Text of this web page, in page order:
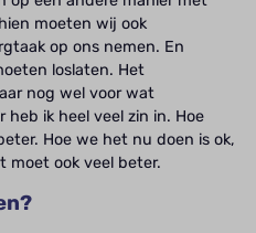
moeten wij ook
op ons nemen. En
loslaten. Het
nog wel voor wat
heb ik heel veel zin in. Hoe
Hoe we het nu doen is ok,
moet ook veel beter.